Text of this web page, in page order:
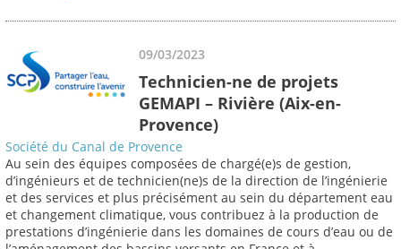
09/03/2023
Technicien-ne de projets
GEMAPI – Rivière (Aix-en-
Provence)
Société du Canal de Provence
Au sein des équipes composées de chargé(e)s de gestion,
d’ingénieurs et de technicien(ne)s de la direction de l’ingénierie
et des services et plus précisément au sein du département eau
et changement climatique, vous contribuez à la production de
prestations d’ingénierie dans les domaines de cours d’eau ou de